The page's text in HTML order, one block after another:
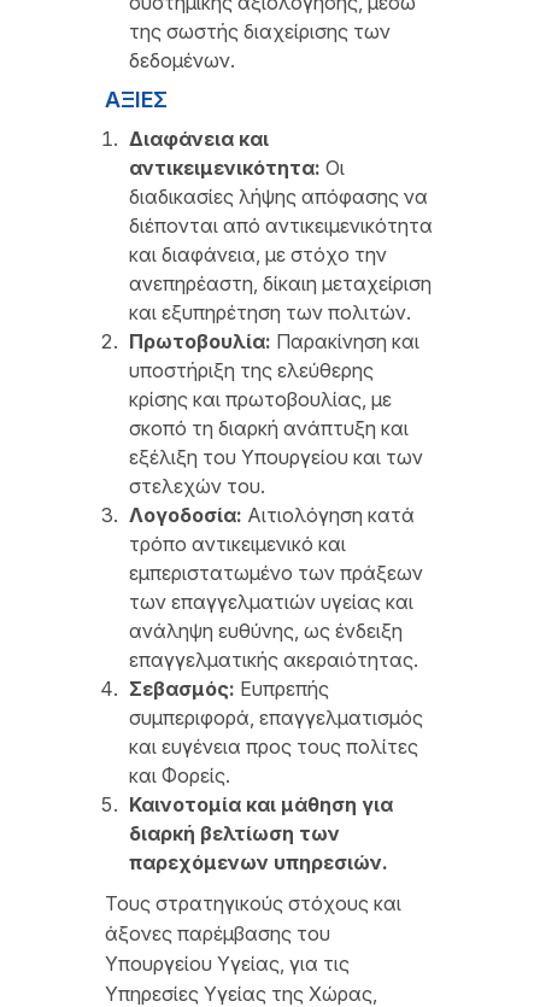
της σωστής διαχείρισης των
δεδομένων.
ΑΞΙΕΣ
Διαφάνεια και
αντικειμενικότητα: Οι
διαδικασίες λήψης απόφασης να
διέπονται από αντικειμενικότητα
και διαφάνεια, με στόχο την
ανεπηρέαστη, δίκαιη μεταχείριση
και εξυπηρέτηση των πολιτών.
Πρωτοβουλία: Παρακίνηση και
υποστήριξη της ελεύθερης
κρίσης και πρωτοβουλίας, με
σκοπό τη διαρκή ανάπτυξη και
εξέλιξη του Υπουργείου και των
στελεχών του.
Λογοδοσία: Αιτιολόγηση κατά
τρόπο αντικειμενικό και
εμπεριστατωμένο των πράξεων
των επαγγελματιών υγείας και
ανάληψη ευθύνης, ως ένδειξη
επαγγελματικής ακεραιότητας.
Σεβασμός: Ευπρεπής
συμπεριφορά, επαγγελματισμός
και ευγένεια προς τους πολίτες
και Φορείς.
Καινοτομία και μάθηση για
διαρκή βελτίωση των
παρεχόμενων υπηρεσιών.
Τους στρατηγικούς στόχους και
άξονες παρέμβασης του
Υπουργείου Υγείας, για τις
Υπηρεσίες Υγείας της Χώρας,